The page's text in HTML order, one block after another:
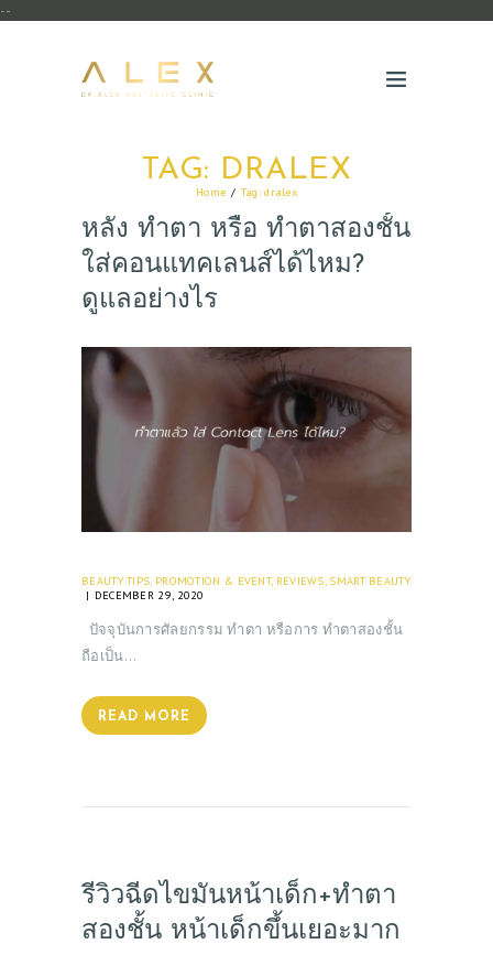
--
TAG: DRALEX
Home Tag: dralex
หลัง ทำตา หรือ ทำตาสองชั้น
ใส่คอนแทคเลนส์ได้ไหม?
ดูแลอย่างไร
BEAUTY TIPS, PROMOTION & EVENT, REVIEWS, SMART BEAUTY
DECEMBER 29, 2020
ปัจจุบันการศัลยกรรม ทำตา หรือการ ทำตาสองชั้น
ถือเป็น…
READ MORE
รีวิวฉีดไขมันหน้าเด็ก+ทำตา
สองชั้น หน้าเด็กขึ้นเยอะมาก